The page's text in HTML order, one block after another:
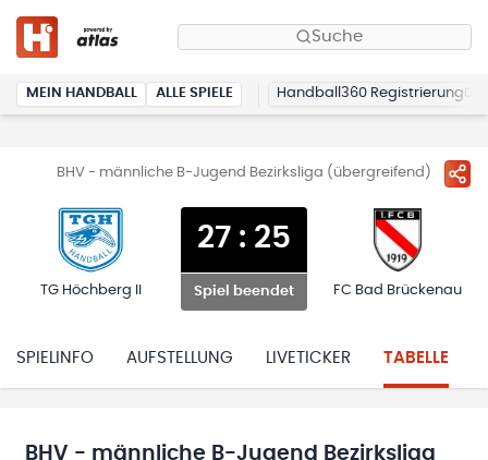
Suche
MEIN HANDBALL ALLE SPIELE Handball360 Registrierung
BHV - männliche B-Jugend Bezirksliga (übergreifend)
TG Höchberg II
27 : 25
Spiel beendet FC Bad Brückenau
SPIELINFO AUFSTELLUNG LIVETICKER TABELLE
BHV - männliche B-Jugend Bezirksliga